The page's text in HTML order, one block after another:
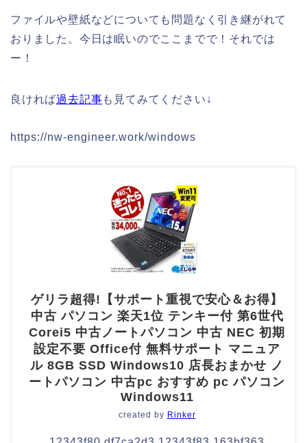
ファイルや壁紙などについても問題なく引き継がれて
おりました。今日は眠いのでここまでで！それでは
ー！
良ければ過去記事も見てみてください↓
https://nw-engineer.work/windows
ゲリラ超得!【サポート重視で安心＆お得】
中古 パソコン 楽天1位 テンキー付 第6世代
Corei5 中古ノートパソコン 中古 NEC 初期
設定不要 Office付 無料サポート マニュア
ル 8GB SSD Windows10 店長おまかせ ノ
ートパソコン 中古pc おすすめ pc パソコン
Windows11
created by Rinker